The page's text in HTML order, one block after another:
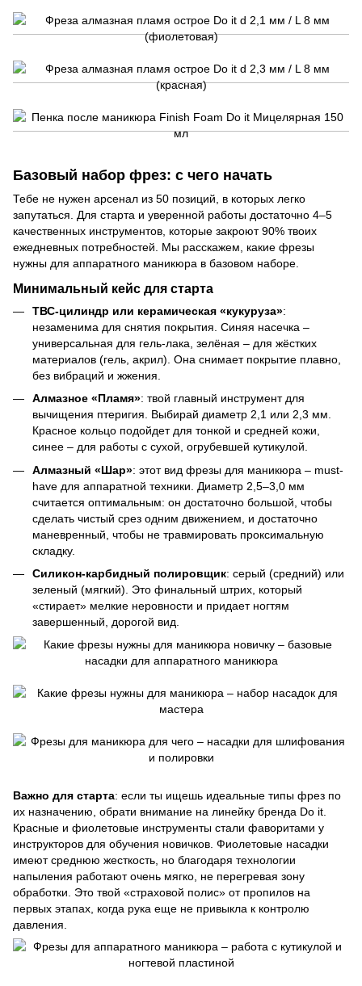
Базовый набор фрез: с чего начать
Тебе не нужен арсенал из 50 позиций, в которых легко
запутаться. Для старта и уверенной работы достаточно 4–5
качественных инструментов, которые закроют 90% твоих
ежедневных потребностей. Мы расскажем, какие фрезы
нужны для аппаратного маникюра в базовом наборе.
Минимальный кейс для старта
ТВС-цилиндр или керамическая «кукуруза»:
незаменима для снятия покрытия. Синяя насечка –
универсальная для гель-лака, зелёная – для жёстких
материалов (гель, акрил). Она снимает покрытие плавно,
без вибраций и жжения.
Алмазное «Пламя»: твой главный инструмент для
вычищения птеригия. Выбирай диаметр 2,1 или 2,3 мм.
Красное кольцо подойдет для тонкой и средней кожи,
синее – для работы с сухой, огрубевшей кутикулой.
Алмазный «Шар»: этот вид фрезы для маникюра – must-
have для аппаратной техники. Диаметр 2,5–3,0 мм
считается оптимальным: он достаточно большой, чтобы
сделать чистый срез одним движением, и достаточно
маневренный, чтобы не травмировать проксимальную
складку.
Силикон-карбидный полировщик: серый (средний) или
зеленый (мягкий). Это финальный штрих, который
«стирает» мелкие неровности и придает ногтям
завершенный, дорогой вид.
Важно для старта: если ты ищешь идеальные типы фрез по
их назначению, обрати внимание на линейку бренда Do it.
Красные и фиолетовые инструменты стали фаворитами у
инструкторов для обучения новичков. Фиолетовые насадки
имеют среднюю жесткость, но благодаря технологии
напыления работают очень мягко, не перегревая зону
обработки. Это твой «страховой полис» от пропилов на
первых этапах, когда рука еще не привыкла к контролю
давления.